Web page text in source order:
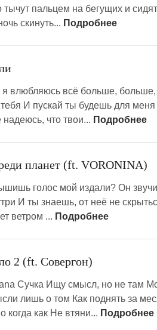
пальцем на бегущих и
скинуть... Подробнее
я влюбляюсь всё больше,
И пускай ты будешь для меня
что твои... Подробнее
планет (ft. VORONINA)
голос мой издали? Он
И ты знаешь, от неё не
ветром ... Подробнее
2 (ft. Совергон)
Сучка Ищу смысл, но не там
лишь о том Как поднять за
как Не втяни... Подробнее